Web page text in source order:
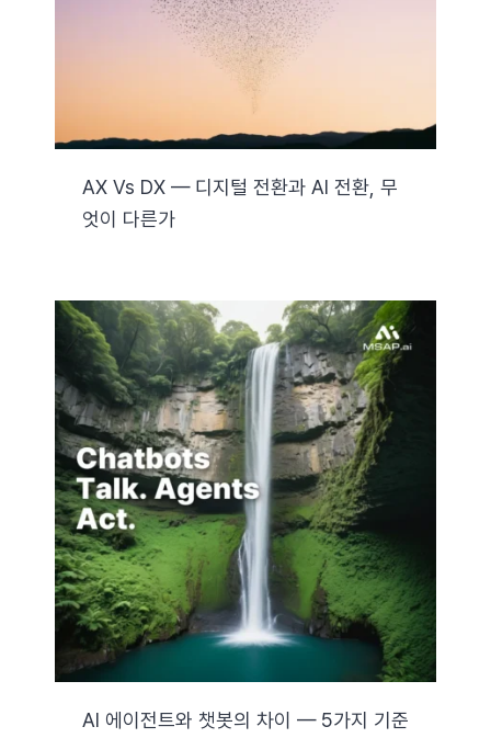
AX Vs DX — 디지털 전환과 AI 전환, 무
엇이 다른가
AI 에이전트와 챗봇의 차이 — 5가지 기준